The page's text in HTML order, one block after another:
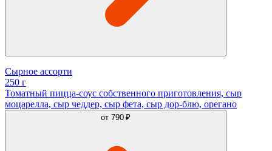
Сырное ассорти
250 г
Томатный пицца-соус собственного приготовления, сыр
моцарелла, сыр чеддер, сыр фета, сыр дор-блю, орегано
от 790 ₽